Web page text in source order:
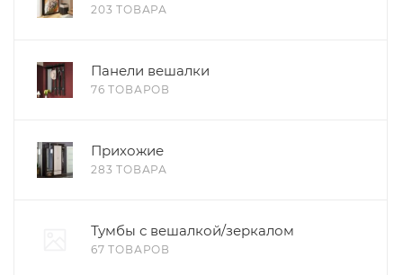
203 ТОВАРА
Панели вешалки
76 ТОВАРОВ
Прихожие
283 ТОВАРА
Тумбы с вешалкой/зеркалом
67 ТОВАРОВ